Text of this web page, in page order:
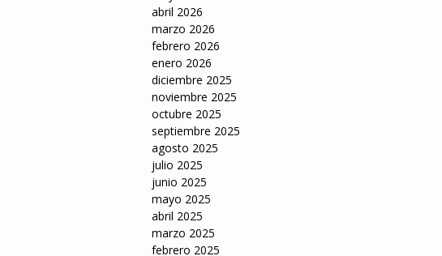
abril 2026
marzo 2026
febrero 2026
enero 2026
diciembre 2025
noviembre 2025
octubre 2025
septiembre 2025
agosto 2025
julio 2025
junio 2025
mayo 2025
abril 2025
marzo 2025
febrero 2025